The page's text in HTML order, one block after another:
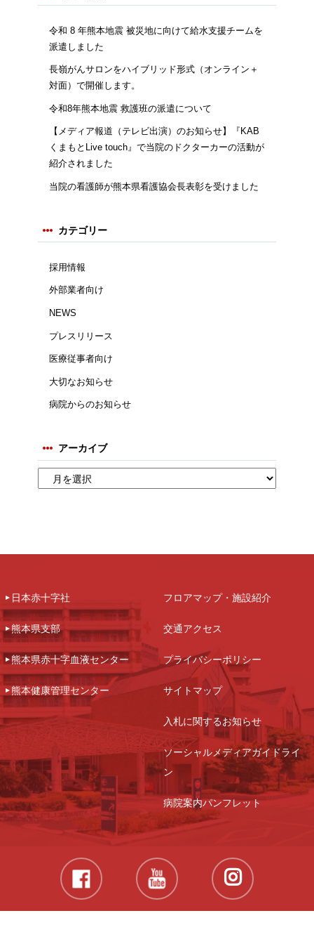
令和 8 年熊本地震 被災地に向けて給水支援チームを
派遣しました
長嶺がんサロンをハイブリッド形式（オンライン＋
対面）で開催します。
令和8年熊本地震 救護班の派遣について
【メディア報道（テレビ出演）のお知らせ】『KAB
くまもとLive touch』で当院のドクターカーの活動が
紹介されました
当院の看護師が熊本県看護協会長表彰を受けました
カテゴリー
採用情報
外部業者向け
NEWS
プレスリリース
医療従事者向け
大切なお知らせ
病院からのお知らせ
アーカイブ
日本赤十字社
熊本県支部
熊本県赤十字血液センター
熊本健康管理センター
フロアマップ・施設紹介
交通アクセス
プライバシーポリシー
サイトマップ
入札に関するお知らせ
ソーシャルメディアガイドライ
ン
病院案内パンフレット